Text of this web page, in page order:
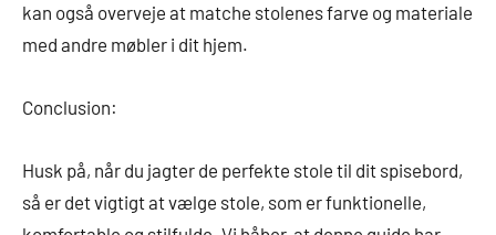
kan også overveje at matche stolenes farve og materiale
med andre møbler i dit hjem.
Conclusion:
Husk på, når du jagter de perfekte stole til dit spisebord,
så er det vigtigt at vælge stole, som er funktionelle,